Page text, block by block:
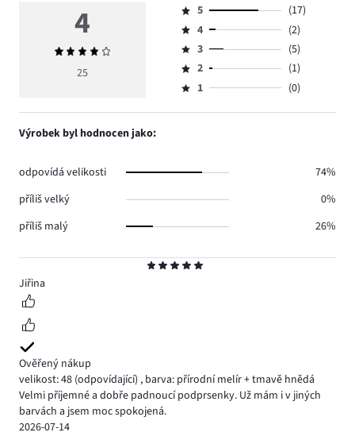
5
Jiřina
Ověřený nákup
velikost: 48 (odpovídající) , barva: přírodní melír + tmavě hnědá
Velmi příjemné a dobře padnoucí podprsenky. Už mám i v jiných
barvách a jsem moc spokojená.
2026-07-14
4
Průměrné
hodnocení
25
Hodnocení
5,
počet
hlasů
17.
5
(17)
Hodnocení
4,
počet
hlasů
4
(2)
Hodnocení
3,
počet
3
(5)
Hodnocení
2,
2
(1)
Hodnocení
1,
1 (0)
Výrobek byl hodnocen jako:
odpovídá velikosti
74%
příliš velký
0%
příliš malý
26%